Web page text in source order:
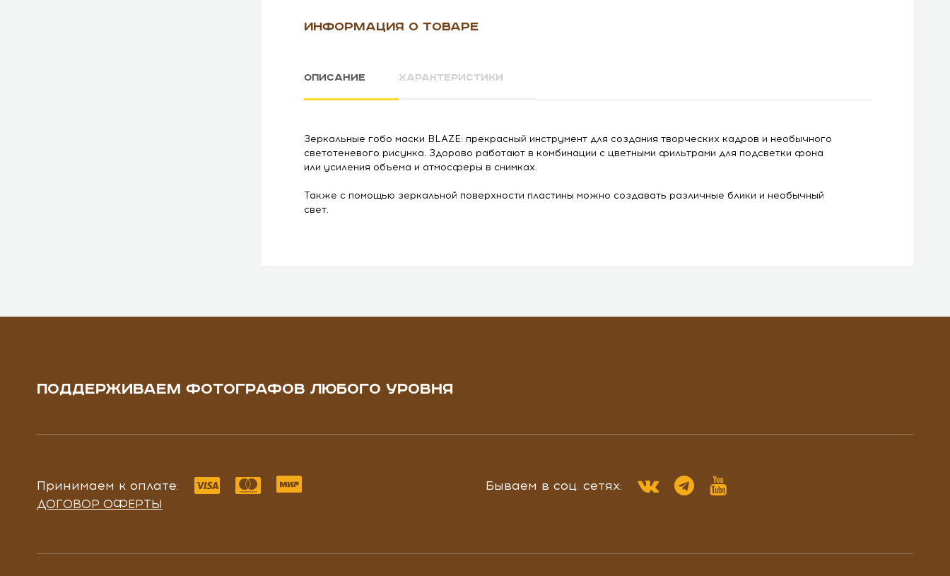
ИНФОРМАЦИЯ О ТОВАРЕ
ОПИСАНИЕ ХАРАКТЕРИСТИКИ
Зеркальные гобо маски BLAZE: прекрасный инструмент для создания творческих кадров и необычного
светотеневого рисунка. Здорово работают в комбинации с цветными фильтрами для подсветки фона
или усиления объема и атмосферы в снимках.
Также с помощью зеркальной поверхности пластины можно создавать различные блики и необычный
свет.
ПОДДЕРЖИВАЕМ ФОТОГРАФОВ ЛЮБОГО УРОВНЯ
Принимаем к оплате: Бываем в соц. сетях:
ДОГОВОР ОФЕРТЫ